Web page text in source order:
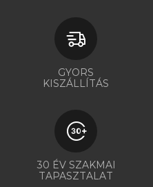
GYORS
KISZÁLLÍTÁS
30 ÉV SZAKMAI
TAPASZTALAT